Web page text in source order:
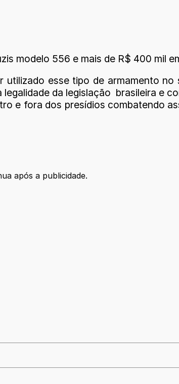
modelo 556 e mais de R$ 400 mil
esse tipo de armamento
da legislação brasileira e
e fora dos presídios combatendo
após a publicidade.